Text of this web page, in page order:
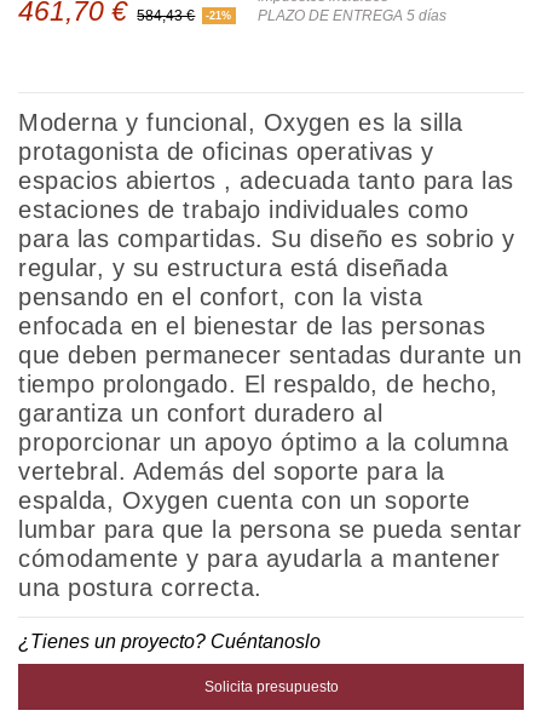
461,70 € 584,43 € -21%
PLAZO DE ENTREGA 5 días
Moderna y funcional, Oxygen es la silla
protagonista de oficinas operativas y
espacios abiertos , adecuada tanto para las
estaciones de trabajo individuales como
para las compartidas. Su diseño es sobrio y
regular, y su estructura está diseñada
pensando en el confort, con la vista
enfocada en el bienestar de las personas
que deben permanecer sentadas durante un
tiempo prolongado. El respaldo, de hecho,
garantiza un confort duradero al
proporcionar un apoyo óptimo a la columna
vertebral. Además del soporte para la
espalda, Oxygen cuenta con un soporte
lumbar para que la persona se pueda sentar
cómodamente y para ayudarla a mantener
una postura correcta.
¿Tienes un proyecto? Cuéntanoslo
Solicita presupuesto